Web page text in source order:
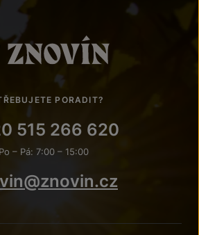
PORADIT?
515 266 620
Po – Pá: 7:00 – 15:00